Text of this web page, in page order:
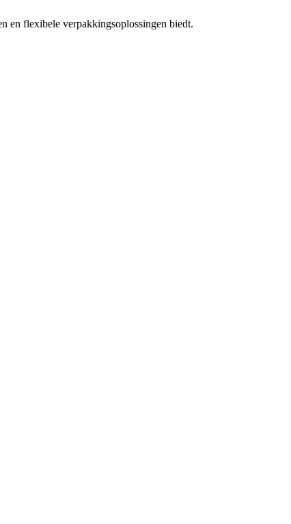
en flexibele verpakkingsoplossingen biedt.